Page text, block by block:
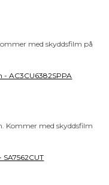
med skyddsfilm på
AC3CU6382SPPA
Kommer med skyddsfilm